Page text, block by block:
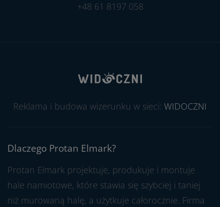
+48 61 8197 058
Reklama i budowa wizerunku w sieci: WIDOCZNI
Dlaczego Protan Elmark?
Protan Elmark projektuje, produkuje i montuje
hale namiotowe, które stawia się szybciej i taniej
niż murowaną halę, a użytkuje całorocznie. Firma